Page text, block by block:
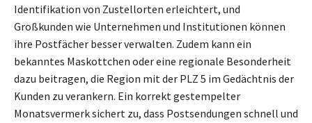
Identifikation von Zustellorten erleichtert, und
Großkunden wie Unternehmen und Institutionen können
ihre Postfächer besser verwalten. Zudem kann ein
bekanntes Maskottchen oder eine regionale Besonderheit
dazu beitragen, die Region mit der PLZ 5 im Gedächtnis der
Kunden zu verankern. Ein korrekt gestempelter
Monatsvermerk sichert zu, dass Postsendungen schnell und